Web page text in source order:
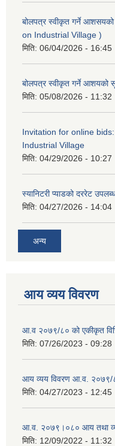
बोलपत्र स्वीकृत गर्ने
on Industrial Village )
मिति: 06/04/2026 - 16:45
बोलपत्र स्वीकृत गर्ने आशयको
मिति: 05/08/2026 - 11:32
Invitation for online
Industrial Village
मिति: 04/29/2026 - 10:27
स्यानिटरी प्याडको दररेट
मिति: 04/27/2026 - 14:04
अन्य
आय व्यय विवरण
आ.व २०७९/८० को एकीकृत
मिति: 07/26/2023 - 09:28
आय व्यय विवरण आ.व. २०७९/
मिति: 04/27/2023 - 12:45
आ.व. २०७९।०८० आय तथा
मिति: 12/09/2022 - 11:32